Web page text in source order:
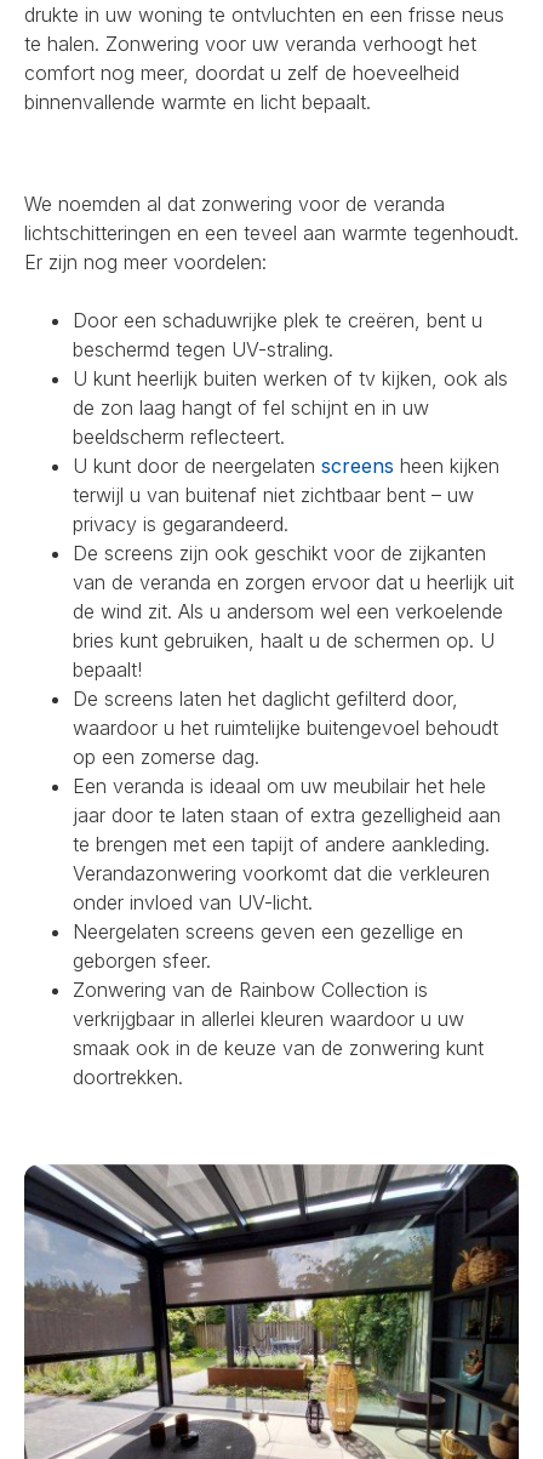
drukte in uw woning te ontvluchten en een frisse neus
te halen. Zonwering voor uw veranda verhoogt het
comfort nog meer, doordat u zelf de hoeveelheid
binnenvallende warmte en licht bepaalt.
We noemden al dat zonwering voor de veranda
lichtschitteringen en een teveel aan warmte tegenhoudt.
Er zijn nog meer voordelen:
Door een schaduwrijke plek te creëren, bent u
beschermd tegen UV-straling.
U kunt heerlijk buiten werken of tv kijken, ook als
de zon laag hangt of fel schijnt en in uw
beeldscherm reflecteert.
U kunt door de neergelaten screens heen kijken
terwijl u van buitenaf niet zichtbaar bent – uw
privacy is gegarandeerd.
De screens zijn ook geschikt voor de zijkanten
van de veranda en zorgen ervoor dat u heerlijk uit
de wind zit. Als u andersom wel een verkoelende
bries kunt gebruiken, haalt u de schermen op. U
bepaalt!
De screens laten het daglicht gefilterd door,
waardoor u het ruimtelijke buitengevoel behoudt
op een zomerse dag.
Een veranda is ideaal om uw meubilair het hele
jaar door te laten staan of extra gezelligheid aan
te brengen met een tapijt of andere aankleding.
Verandazonwering voorkomt dat die verkleuren
onder invloed van UV-licht.
Neergelaten screens geven een gezellige en
geborgen sfeer.
Zonwering van de Rainbow Collection is
verkrijgbaar in allerlei kleuren waardoor u uw
smaak ook in de keuze van de zonwering kunt
doortrekken.